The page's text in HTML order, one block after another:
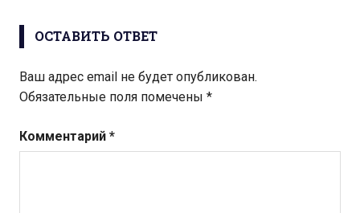
ОСТАВИТЬ ОТВЕТ
Ваш адрес email не будет опубликован.
Обязательные поля помечены *
Комментарий *